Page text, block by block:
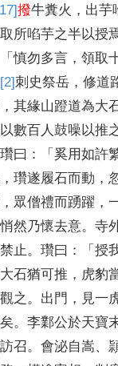
撥牛糞火 ， 出芋
取所啗芋之半以授
「慎勿多言 ，領取
[2]刺 史祭岳 ，修道
，其緣山蹬道為大
以數百人鼓噪以推
瓚曰 ：「奚用如許
，瓚遂履石而動 ，
， 眾僧禮而踴躍 ，
然乃懷去意。寺
止。瓚曰 ：「授
大石猶可推 ， 虎豹
觀之。 出門 ， 見一
。李鄴公於天寶
召。會泌自嵩、